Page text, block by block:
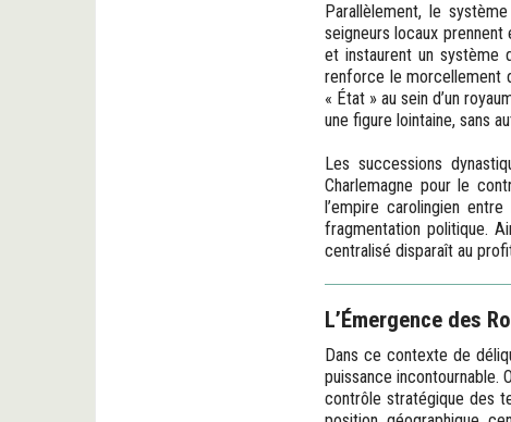
Parallèlement, le
seigneurs locaux
et instaurent un système
renforce le morcellement
« État » au sein d’un
une figure lointaine, sans
Les successions
Charlemagne pour le
l’empire carolingien
fragmentation politique.
centralisé disparaît au
L’Émergence des
Dans ce contexte de
puissance incontournable.
contrôle stratégique des